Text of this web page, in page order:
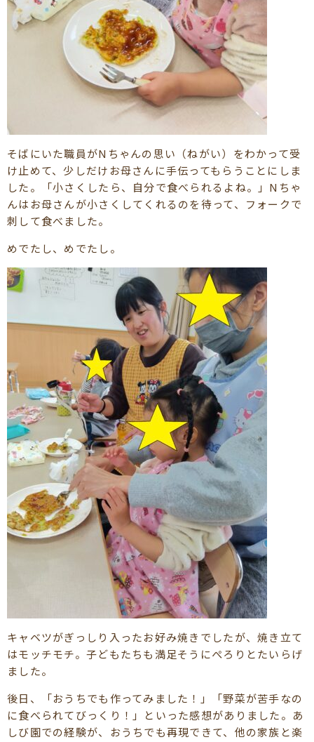
そばにいた職員がNちゃんの思い（ねがい）をわかって受
け止めて、少しだけお母さんに手伝ってもらうことにしま
した。「小さくしたら、自分で食べられるよね。」Nちゃ
んはお母さんが小さくしてくれるのを待って、フォークで
刺して食べました。
めでたし、めでたし。
キャベツがぎっしり入ったお好み焼きでしたが、焼き立て
はモッチモチ。子どもたちも満足そうにぺろりとたいらげ
ました。
後日、「おうちでも作ってみました！」「野菜が苦手なの
に食べられてびっくり！」といった感想がありました。あ
しび園での経験が、おうちでも再現できて、他の家族と楽